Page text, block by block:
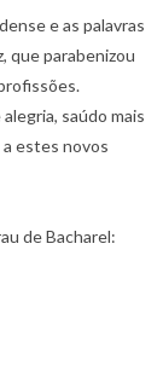
e as palavras
que parabenizou
saúdo mais
estes novos
de Bacharel: